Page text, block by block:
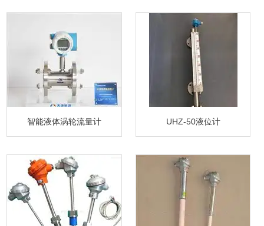
智能液体涡轮流量计 UHZ-50液位计